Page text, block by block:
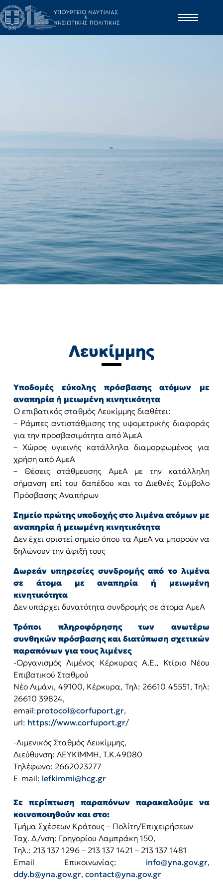
Λευκίμμης
Υποδομές εύκολης πρόσβασης ατόμων με
αναπηρία ή μειωμένη κινητικότητα
Ο επιβατικός σταθμός Λευκίμμης διαθέτει:
– Ράμπες αντιστάθμισης της υψομετρικής διαφοράς
για την προσβασιμότητα από ΆμεΑ
– Χώρος υγιεινής κατάλληλα διαμορφωμένος για
χρήση από ΑμεΑ
– Θέσεις στάθμευσης ΑμεΑ με την κατάλληλη
σήμανση επί του δαπέδου και το Διεθνές Σύμβολο
Πρόσβασης Αναπήρων
Σημείο πρώτης υποδοχής στο λιμένα ατόμων με
αναπηρία ή μειωμένη κινητικότητα
Δεν έχει οριστεί σημείο όπου τα ΑμεΑ να μπορούν να
δηλώνουν την άφιξή τους
Δωρεάν υπηρεσίες συνδρομής από το λιμένα
σε άτομα με αναπηρία ή μειωμένη
κινητικότητα
Δεν υπάρχει δυνατότητα συνδρομής σε άτομα ΑμεΑ
Τρόποι πληροφόρησης των ανωτέρω
συνθηκών πρόσβασης και διατύπωση σχετικών
παραπόνων για τους λιμένες
-Οργανισμός Λιμένος Κέρκυρας Α.Ε., Κτίριο Νέου
Επιβατικού Σταθμού
Νέο Λιμάνι, 49100, Κέρκυρα, Τηλ: 26610 45551, Τηλ:
26610 39824,
email:protocol@corfuport.gr,
url: https://www.corfuport.gr/
-Λιμενικός Σταθμός Λευκίμμης,
Διεύθυνση: ΛΕΥΚΙΜΜΗ, T.Κ.49080
Τηλέφωνο: 2662023277
E-mail: lefkimmi@hcg.gr
Σε περίπτωση παραπόνων παρακαλούμε να
κοινοποιηθούν και στο:
Τμήμα Σχέσεων Κράτους – Πολίτη/Επιχειρήσεων
Ταχ. Δ/νση: Γρηγορίου Λαμπράκη 150,
Τηλ.: 213 137 1296 – 213 137 1421 – 213 137 1481
Email Επικοινωνίας: info@yna.gov.gr,
ddy.b@yna.gov.gr, contact@yna.gov.gr